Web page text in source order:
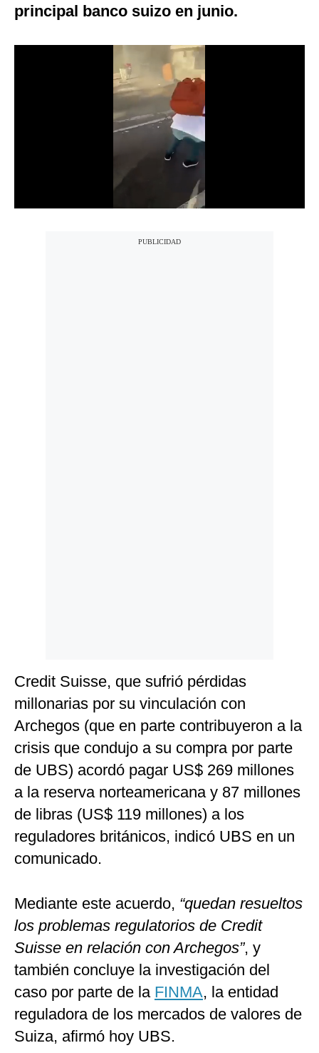
Club del Suscriptor
principal banco suizo en junio.
Credit Suisse, que sufrió pérdidas
millonarias por su vinculación con
Archegos (que en parte contribuyeron a la
crisis que condujo a su compra por parte
de UBS) acordó pagar US$ 269 millones
a la reserva norteamericana y 87 millones
de libras (US$ 119 millones) a los
reguladores británicos, indicó UBS en un
comunicado.
Mediante este acuerdo, “quedan resueltos
los problemas regulatorios de Credit
Suisse en relación con Archegos”, y
también concluye la investigación del
caso por parte de la FINMA, la entidad
reguladora de los mercados de valores de
Suiza, afirmó hoy UBS.